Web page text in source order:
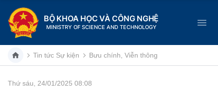
BỘ KHOA HỌC VÀ CÔNG NGHỆ
MINISTRY OF SCIENCE AND TECHNOLOGY
Tin tức Sự kiện Bưu chính, Viễn thông
Thứ sáu, 24/01/2025 08:08